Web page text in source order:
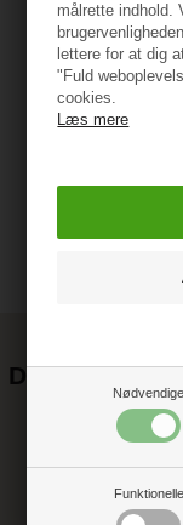
målrette indhold.
lettere for at dig
"Fuld
cookies.
Læs mere
Nødvendige
Funktionelle
Det kan blive
Tilmeld dig